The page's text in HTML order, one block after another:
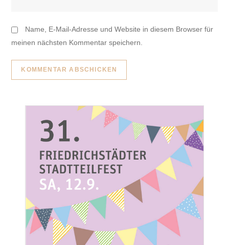
Name, E-Mail-Adresse und Website in diesem Browser für
meinen nächsten Kommentar speichern.